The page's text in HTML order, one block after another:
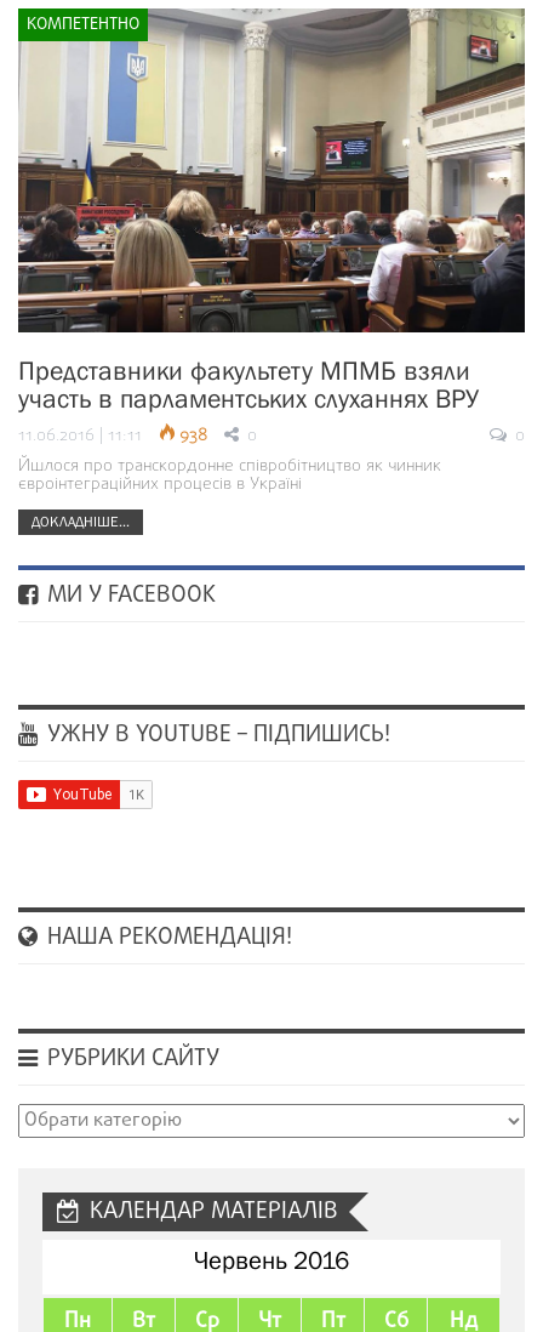
КОМПЕТЕНТНО
Представники факультету МПМБ взяли
участь в парламентських слуханнях ВРУ
11.06.2016 | 11:11 938 0
0
Йшлося про транскордонне співробітництво як чинник
євроінтеграційних процесів в Україні
ДОКЛАДНІШЕ...
МИ У FACEBOOK
УЖНУ В YOUTUBE – ПІДПИШИСЬ!
НАША РЕКОМЕНДАЦІЯ!
РУБРИКИ САЙТУ
Рубрики
КАЛЕНДАР МАТЕРІАЛІВ
Червень 2016
Пн Вт Ср Чт Пт Сб Нд